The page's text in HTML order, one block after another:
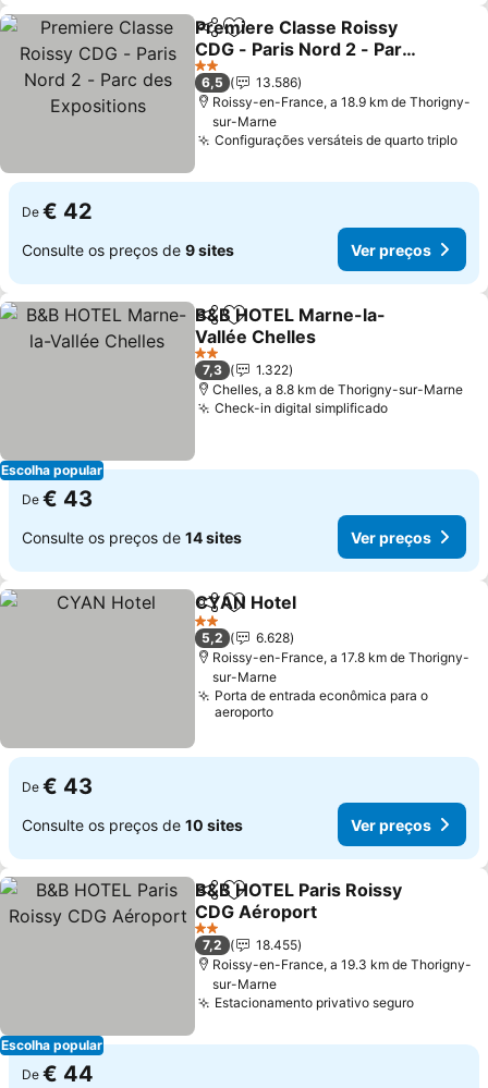
PartilharAdicionar aos favoritos
Premiere Classe Roissy
CDG - Paris Nord 2 - Parc
des Expositions
Ver preços
2 Estrelas
6,5
13.586
Roissy-en-France, a 18.9 km de Thorigny-
sur-Marne
Configurações versáteis de quarto triplo
De € 42
Consulte os preços de 9 sites Ver preços
Escolha popular
PartilharAdicionar aos favoritos
B&B HOTEL Marne-la-
Vallée Chelles
Ver preços
2 Estrelas
7,3
1.322
Chelles, a 8.8 km de Thorigny-sur-Marne
Check-in digital simplificadoVer preços
De € 43
Consulte os preços de 14 sites Ver preços
PartilharAdicionar aos favoritos
CYAN Hotel
2 Estrelas
5,2
6.628
Roissy-en-France, a 17.8 km de Thorigny-
sur-Marne
Porta de entrada econômica para o
aeroporto
De € 43
Consulte os preços de 10 sites Ver preços
Escolha popular
PartilharAdicionar aos favoritos
B&B HOTEL Paris Roissy
CDG Aéroport
Ver preços
2 Estrelas
7,2
18.455
Roissy-en-France, a 19.3 km de Thorigny-
sur-Marne
Estacionamento privativo seguroVer
De € 44